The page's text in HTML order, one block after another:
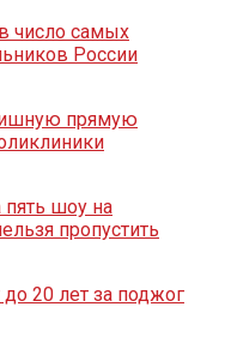
число самых
России
прямую
пять шоу на
пропустить
20 лет за поджог